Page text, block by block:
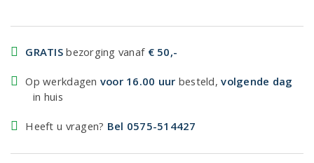
GRATIS bezorging vanaf € 50,-
Op werkdagen voor 16.00 uur besteld,volgende dag
in huis
Heeft u vragen? Bel 0575-514427